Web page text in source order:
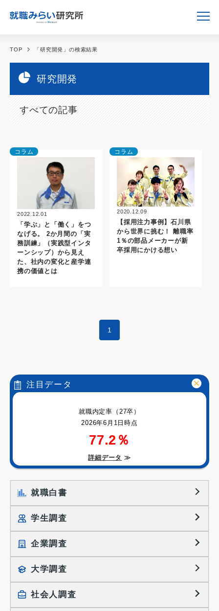
TOP 「研究開発」の検索結果
研究開発
すべての記事
コラム
2022.12.01
「学ぶ」と「働く」をつ
なげる。 2か月間の「実
務訓練」（実践型インタ
ーンシップ）から見え
た、社内の変化と産学連
携の価値とは
コラム
2020.12.09
【採用注力事例】石川県
から世界に挑む！ 離職率
1％の部品メーカーが新
卒採用にかける想い
1
注目データ
就職内定率（27卒）
2026年6月1日時点
77.2％
詳細データ ≫
就職白書
学生調査
就職プロセス調査
就職活動TOPICS
大学生の実態調査
働きたい組織の特徴
企業調査
採用に関する調査
採用活動に関するレポート
大学調査
社会人調査